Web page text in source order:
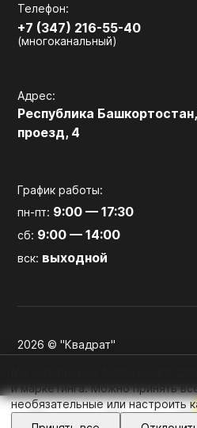
Телефон:
+7 (347) 216-55-40
(многоканальный)
Адрес:
Республика
проезд, 4
График работы:
пн-пт: 9:00 — 17:30
сб: 9:00 — 14:00
вск: выходной
2026 © "Квадрат"
и маркетинга. Можно принять
необязательные или настроить